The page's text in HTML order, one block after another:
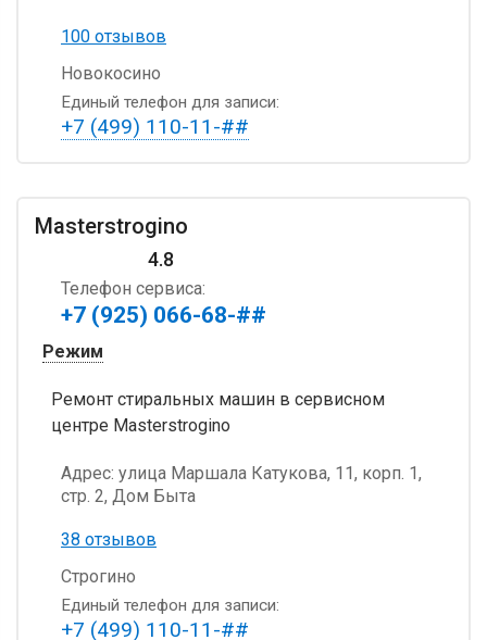
100 отзывов
Новокосино
Единый телефон для записи:
+7 (499) 110-11-##
Masterstrogino
4.8
Телефон сервиса:
+7 (925) 066-68-##
Режим
Ремонт стиральных машин в сервисном
центре Masterstrogino
Адрес: улица Маршала Катукова, 11, корп. 1,
стр. 2, Дом Быта
38 отзывов
Строгино
Единый телефон для записи:
+7 (499) 110-11-##